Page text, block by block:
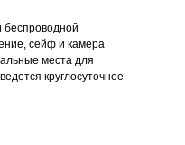
беспроводной
сейф и камера
места для
круглосуточное